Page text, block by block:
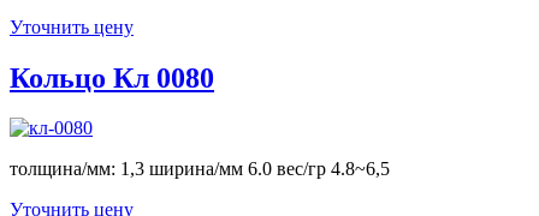
Уточнить цену
Кольцо Кл 0080
толщина/мм: 1,3 ширина/мм 6.0 вес/гр 4.8~6,5
Уточнить цену